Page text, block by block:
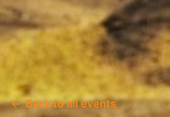
Back to all events